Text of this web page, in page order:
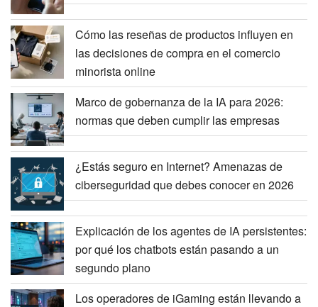
Cómo las reseñas de productos influyen en
las decisiones de compra en el comercio
minorista online
Marco de gobernanza de la IA para 2026:
normas que deben cumplir las empresas
¿Estás seguro en Internet? Amenazas de
ciberseguridad que debes conocer en 2026
Explicación de los agentes de IA persistentes:
por qué los chatbots están pasando a un
segundo plano
Los operadores de iGaming están llevando a